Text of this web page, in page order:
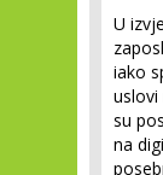
U
iako
uslovi
su
na